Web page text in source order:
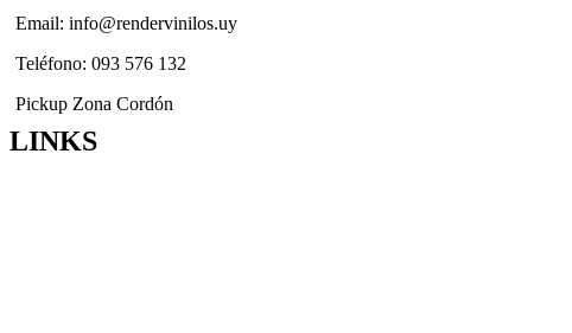
Email: info@rendervinilos.uy
Teléfono: 093 576 132
Pickup Zona Cordón
LINKS